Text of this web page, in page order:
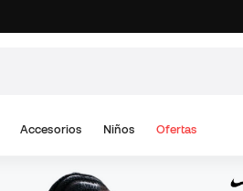
Accesorios Niños Ofertas